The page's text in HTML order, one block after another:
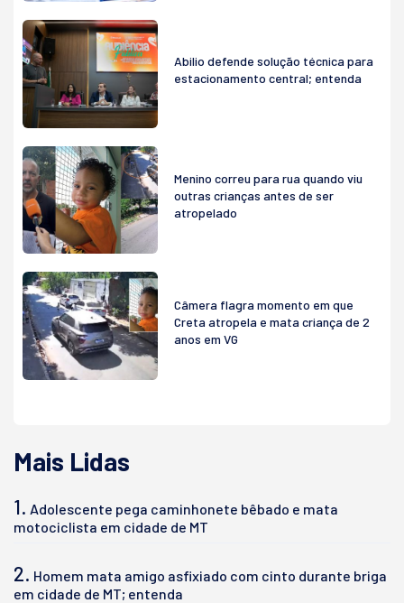
Abilio defende solução técnica para
estacionamento central; entenda
Menino correu para rua quando viu
outras crianças antes de ser
atropelado
Câmera flagra momento em que
Creta atropela e mata criança de 2
anos em VG
Mais Lidas
1. Adolescente pega caminhonete bêbado e mata
motociclista em cidade de MT
2. Homem mata amigo asfixiado com cinto durante briga
em cidade de MT; entenda